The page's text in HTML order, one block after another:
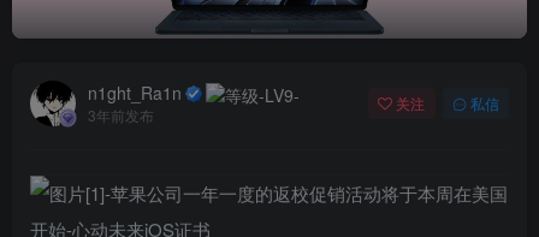
n1ght_Ra1n
3年前发布
关注 私信